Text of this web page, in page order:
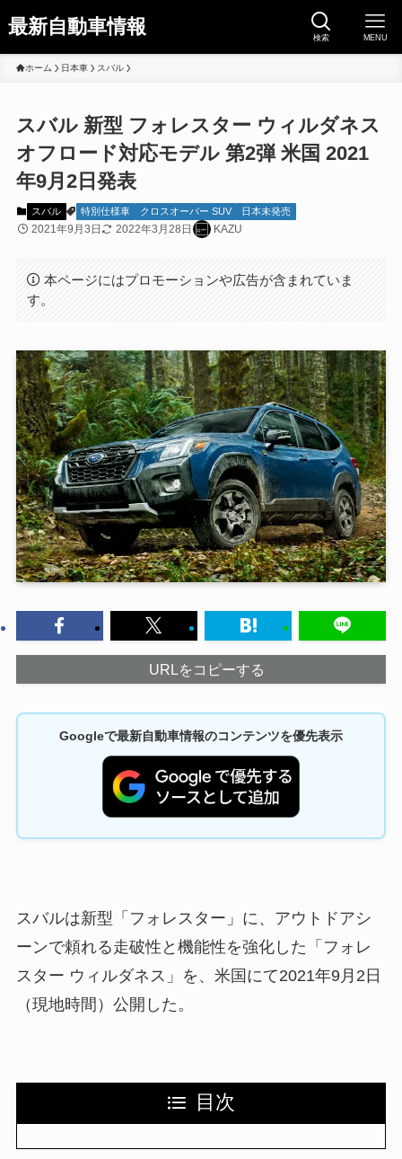
最新自動車情報 検索 MENU
ホーム 日本車 スバル
スバル 新型 フォレスター ウィルダネス
オフロード対応モデル 第2弾 米国 2021
年9月2日発表
スバル 特別仕様車 クロスオーバー SUV 日本未発売
2021年9月3日 2022年3月28日 KAZU
本ページにはプロモーションや広告が含まれていま
す。
URLをコピーする
Googleで最新自動車情報のコンテンツを優先表示
スバルは新型「フォレスター」に、アウトドアシ
ーンで頼れる走破性と機能性を強化した「フォレ
スター ウィルダネス」を、米国にて2021年9月2日
（現地時間）公開した。
目次